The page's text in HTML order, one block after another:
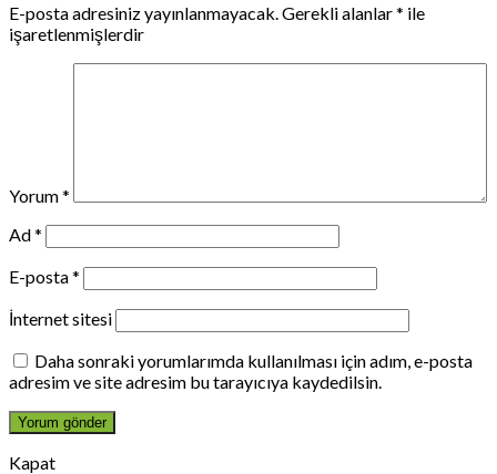
E-posta adresiniz yayınlanmayacak. Gerekli alanlar* ile
işaretlenmişlerdir
Yorum*
Ad*
E-posta*
İnternet sitesi
Daha sonraki yorumlarımda kullanılması için adım, e-posta
adresim ve site adresim bu tarayıcıya kaydedilsin.
Kapat